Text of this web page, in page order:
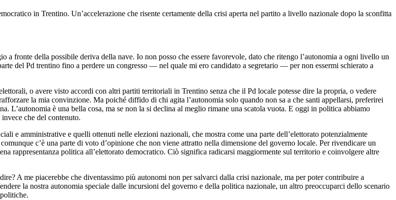
in Trentino. Un’accelerazione che risente certamente della crisi aperta nel partito a livello nazionale dopo la sconfitta
a fronte della possibile deriva della nave. Io non posso che essere favorevole, dato che ritengo l’autonomia a ogni livello un
del Pd trentino fino a perdere un congresso — nel quale mi ero candidato a segretario — per non essermi schierato a
o avere visto accordi con altri partiti territoriali in Trentino senza che il Pd locale potesse dire la propria, o vedere
la mia convinzione. Ma poiché diffido di chi agita l’autonomia solo quando non sa a che santi appellarsi, preferirei
L’autonomia è una bella cosa, ma se non la si declina al meglio rimane una scatola vuota. E oggi in politica abbiamo
che del contenuto.
e amministrative e quelli ottenuti nelle elezioni nazionali, che mostra come una parte dell’elettorato potenzialmente
c’è una parte di voto d’opinione che non viene attratto nella dimensione del governo locale. Per rivendicare un
rappresentanza politica all’elettorato democratico. Ciò significa radicarsi maggiormente sul territorio e coinvolgere altre
A me piacerebbe che diventassimo più autonomi non per salvarci dalla crisi nazionale, ma per poter contribuire a
la nostra autonomia speciale dalle incursioni del governo e della politica nazionale, un altro preoccuparci dello scenario